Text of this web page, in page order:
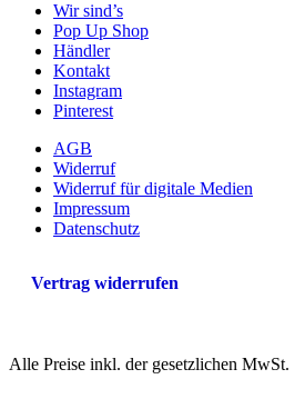
Wir sind’s
Pop Up Shop
Händler
Kontakt
Instagram
Pinterest
AGB
Widerruf
Widerruf für digitale Medien
Impressum
Datenschutz
Vertrag widerrufen
Alle Preise inkl. der gesetzlichen MwSt.